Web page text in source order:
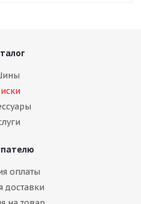
оплаты
доставки